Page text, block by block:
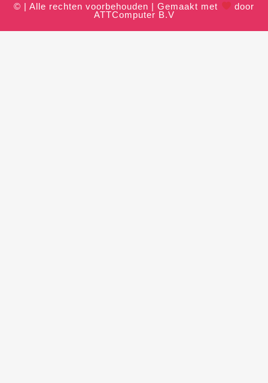
© | Alle rechten voorbehouden | Gemaakt met
door
ATTComputer B.V